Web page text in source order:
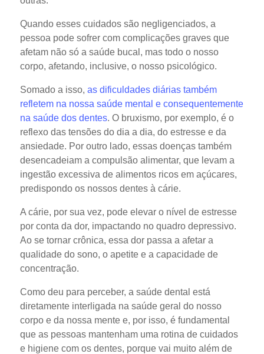
Quando esses cuidados são negligenciados, a
pessoa pode sofrer com complicações graves que
afetam não só a saúde bucal, mas todo o nosso
corpo, afetando, inclusive, o nosso psicológico.
Somado a isso, as dificuldades diárias também
refletem na nossa saúde mental e consequentemente
na saúde dos dentes. O bruxismo, por exemplo, é o
reflexo das tensões do dia a dia, do estresse e da
ansiedade. Por outro lado, essas doenças também
desencadeiam a compulsão alimentar, que levam a
ingestão excessiva de alimentos ricos em açúcares,
predispondo os nossos dentes à cárie.
A cárie, por sua vez, pode elevar o nível de estresse
por conta da dor, impactando no quadro depressivo.
Ao se tornar crônica, essa dor passa a afetar a
qualidade do sono, o apetite e a capacidade de
concentração.
Como deu para perceber, a saúde dental está
diretamente interligada na saúde geral do nosso
corpo e da nossa mente e, por isso, é fundamental
que as pessoas mantenham uma rotina de cuidados
e higiene com os dentes, porque vai muito além de